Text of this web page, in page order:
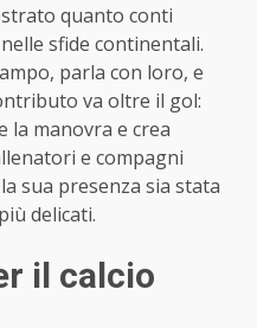
quanto conti
sfide continentali.
parla con loro, e
va oltre il gol:
la manovra e crea
e compagni
sua presenza sia stata
delicati.
il calcio